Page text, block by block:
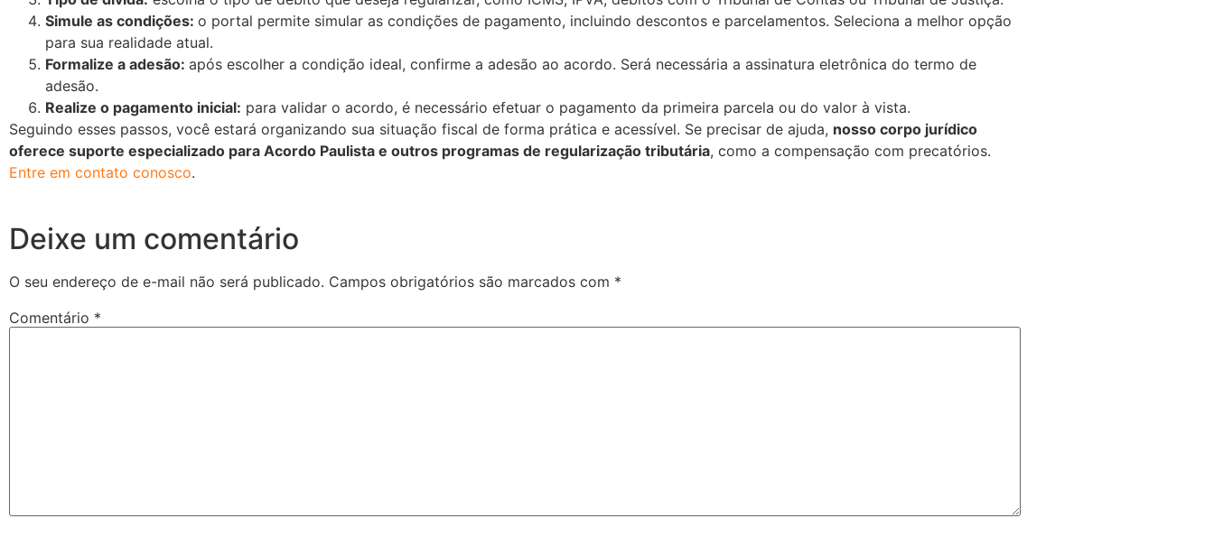
Simule as condições: o portal permite simular as condições de pagamento, incluindo descontos e parcelamentos. Seleciona a melhor opção
para sua realidade atual.
Formalize a adesão: após escolher a condição ideal, confirme a adesão ao acordo. Será necessária a assinatura eletrônica do termo de
adesão.
Realize o pagamento inicial: para validar o acordo, é necessário efetuar o pagamento da primeira parcela ou do valor à vista.
Seguindo esses passos, você estará organizando sua situação fiscal de forma prática e acessível. Se precisar de ajuda, nosso corpo jurídico
oferece suporte especializado para Acordo Paulista e outros programas de regularização tributária, como a compensação com precatórios.
Entre em contato conosco.
Deixe um comentário
O seu endereço de e-mail não será publicado. Campos obrigatórios são marcados com *
Comentário *